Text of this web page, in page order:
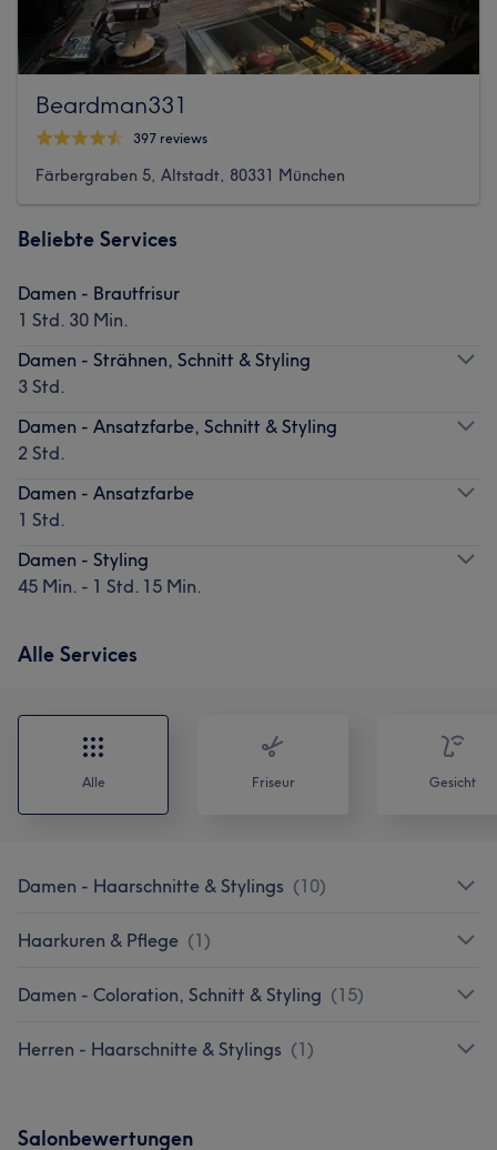
Beardman331
397 reviews
Färbergraben 5, Altstadt, 80331 München
Beliebte Services
Damen - Brautfrisur
1 Std. 30 Min.
Damen - Strähnen, Schnitt & Styling
3 Std.
Damen - Ansatzfarbe, Schnitt & Styling
2 Std.
Damen - Ansatzfarbe
1 Std.
Damen - Styling
45 Min. - 1 Std. 15 Min.
Alle Services
Alle Friseur Gesicht
Damen - Haarschnitte & Stylings (10)
Haarkuren & Pflege (1)
Damen - Coloration, Schnitt & Styling (15)
Herren - Haarschnitte & Stylings (1)
Salonbewertungen